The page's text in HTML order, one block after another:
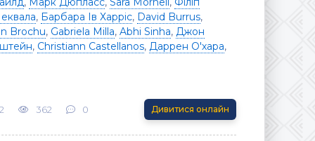
, Барбара Ів Харріс, David Burrus,
Brochu, Gabriela Milla, Abhi Sinha, Джон
, Christiann Castellanos, Даррен О'хара,
362 0 Дивитися онлайн